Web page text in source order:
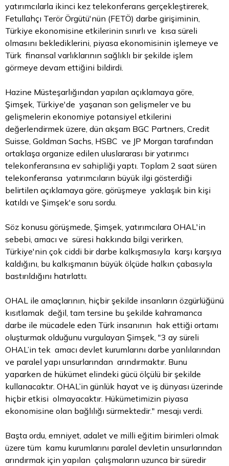
yatırımcılarla ikinci kez telekonferans gerçekleştirerek,
Fetullahçı Terör Örgütü'nün (FETÖ) darbe girişiminin,
Türkiye ekonomisine etkilerinin sınırlı ve kısa süreli
olmasını beklediklerini, piyasa ekonomisinin işlemeye ve
Türk finansal varlıklarının sağlıklı bir şekilde işlem
görmeye devam ettiğini bildirdi.
Hazine Müsteşarlığından yapılan açıklamaya göre,
Şimşek, Türkiye'de yaşanan son gelişmeler ve bu
gelişmelerin ekonomiye potansiyel etkilerini
değerlendirmek üzere, dün akşam BGC Partners, Credit
Suisse, Goldman Sachs, HSBC ve JP Morgan tarafından
ortaklaşa organize edilen uluslararası bir yatırımcı
telekonferansına ev sahipliği yaptı. Toplam 2 saat süren
telekonferansa yatırımcıların büyük ilgi gösterdiği
belirtilen açıklamaya göre, görüşmeye yaklaşık bin kişi
katıldı ve Şimşek'e soru sordu.
Söz konusu görüşmede, Şimşek, yatırımcılara OHAL'in
sebebi, amacı ve süresi hakkında bilgi verirken,
Türkiye'nin çok ciddi bir darbe kalkışmasıyla karşı karşıya
kaldığını, bu kalkışmanın büyük ölçüde halkın çabasıyla
bastırıldığını hatırlattı.
OHAL ile amaçlarının, hiçbir şekilde insanların özgürlüğünü
kısıtlamak değil, tam tersine bu şekilde kahramanca
darbe ile mücadele eden Türk insanının hak ettiği ortamı
oluşturmak olduğunu vurgulayan Şimşek, "3 ay süreli
OHAL’in tek amacı devlet kurumlarını darbe yanlılarından
ve paralel yapı unsurlarından arındırmaktır. Bunu
yaparken de hükümet elindeki gücü ölçülü bir şekilde
kullanacaktır. OHAL’in günlük hayat ve iş dünyası üzerinde
hiçbir etkisi olmayacaktır. Hükümetimizin piyasa
ekonomisine olan bağlılığı sürmektedir." mesajı verdi.
Başta ordu, emniyet, adalet ve milli eğitim birimleri olmak
üzere tüm kamu kurumlarını paralel devletin unsurlarından
arındırmak için yapılan çalışmaların uzunca bir süredir